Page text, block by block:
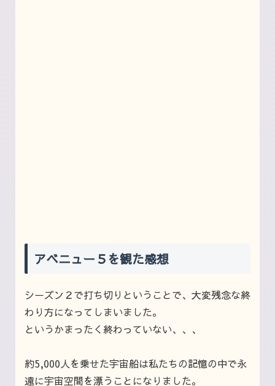
アベニュー５を観た感想
シーズン２で打ち切りということで、大変残念な終
わり方になってしまいました。
というかまったく終わっていない、、、
約5,000人を乗せた宇宙船は私たちの記憶の中で永
遠に宇宙空間を漂うことになりました。